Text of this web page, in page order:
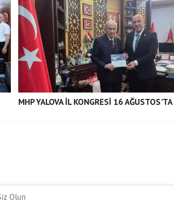
MHP YALOVA İL KONGRESİ 16 AĞUSTOS'TA
Olun